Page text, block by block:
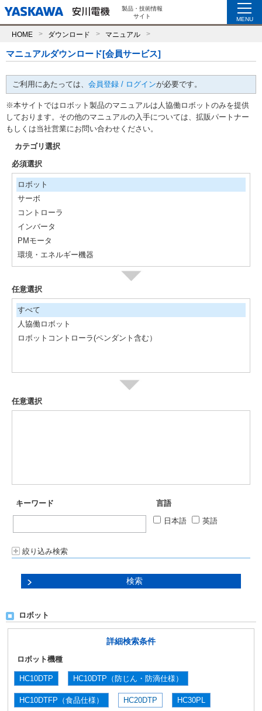
製品・技術情報
サイト
MENU
HOME ダウンロード マニュアル
マニュアルダウンロード[会員サービス]
ご利用にあたっては、 会員登録 / ログインが必要です。
※本サイトではロボット製品のマニュアルは人協働ロボットのみを提供
しております。その他のマニュアルの入手については、拡販パートナー
もしくは当社営業にお問い合わせください。
カテゴリ選択
必須選択
ロボット
サーボ
コントローラ
インバータ
PMモータ
環境・エネルギー機器
任意選択
すべて
人協働ロボット
ロボットコントローラ(ペンダント含む）
任意選択
キーワード
言語
日本語
英語
絞り込み検索
ロボット
詳細検索条件
ロボット機種
HC10DTP HC10DTP（防じん・防滴仕様）
HC10DTFP（食品仕様） HC20DTP HC30PL